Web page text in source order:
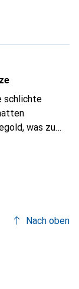
schlichte
was zu
schlichte
Nach oben